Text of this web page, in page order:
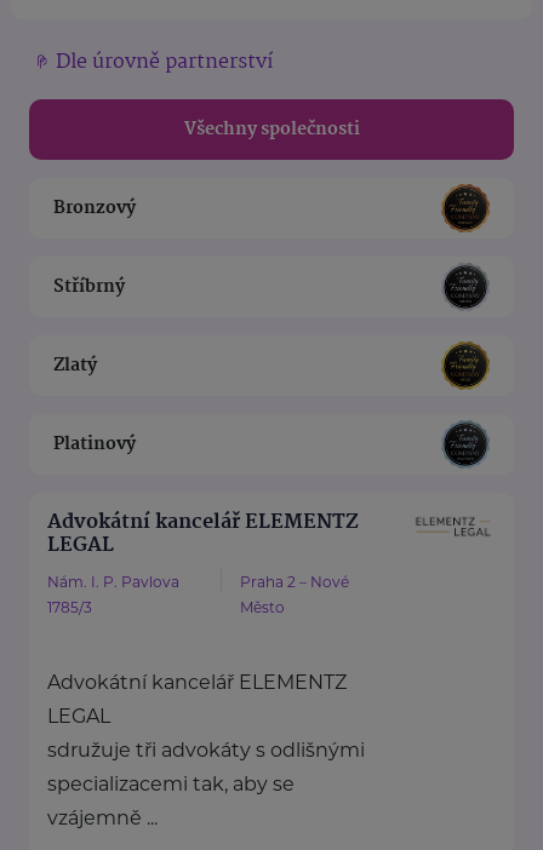
Dle úrovně partnerství
Všechny společnosti
Bronzový
Stříbrný
Zlatý
Platinový
Advokátní kancelář ELEMENTZ
LEGAL
Nám. I. P. Pavlova
1785/3
Praha 2 – Nové
Město
Advokátní kancelář ELEMENTZ
LEGAL
sdružuje tři advokáty s odlišnými
specializacemi tak, aby se
vzájemně ...